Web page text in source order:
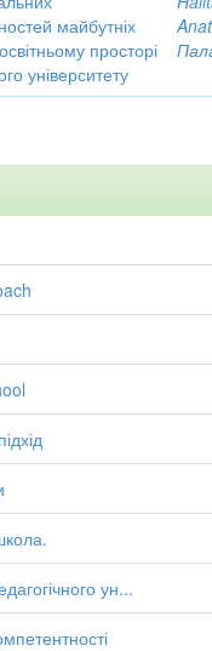
майбутніх
просторі
університету
ун...